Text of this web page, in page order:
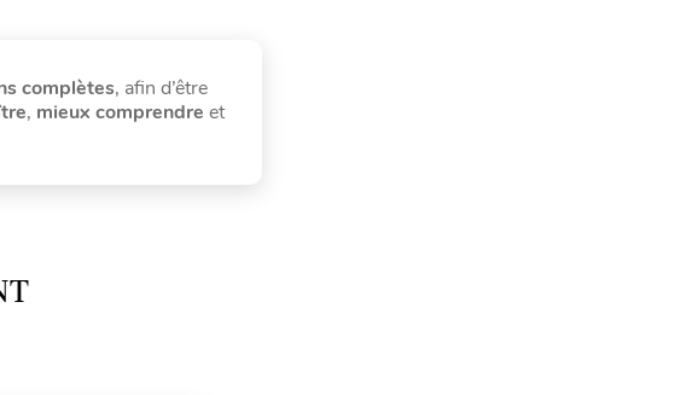
complètes, afin d’être
, mieux comprendre et